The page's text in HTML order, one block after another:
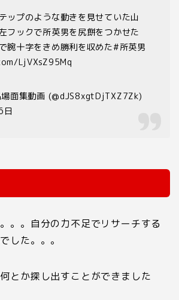
ップのような動きを見せていた山
フックで所英男を尻餅をつかせた
腕十字をきめ勝利を収めた#所英男
LjVXsZ95Mq
面集動画 (@dJS8xgtDjTXZ7Zk)
。。自分の力不足でリサーチする
した。。。
とか探し出すことができました